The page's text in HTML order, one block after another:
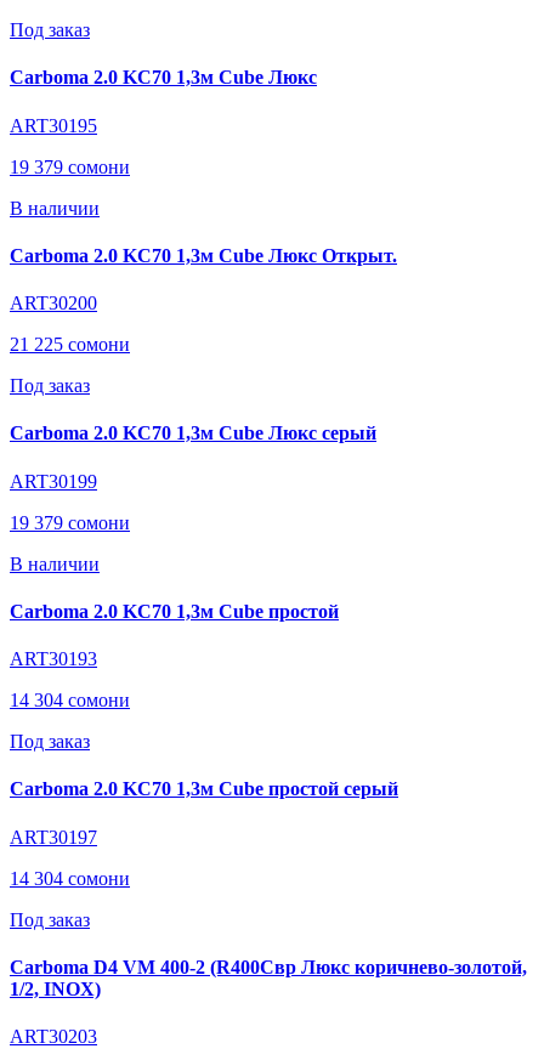
Под заказ
Carboma 2.0 KC70 1,3м Cube Люкс
ART30195
19 379 сомони
В наличии
Carboma 2.0 KC70 1,3м Cube Люкс Открыт.
ART30200
21 225 сомони
Под заказ
Carboma 2.0 KC70 1,3м Cube Люкс серый
ART30199
19 379 сомони
В наличии
Carboma 2.0 KC70 1,3м Cube простой
ART30193
14 304 сомони
Под заказ
Carboma 2.0 KC70 1,3м Cube простой серый
ART30197
14 304 сомони
Под заказ
Carboma D4 VM 400-2 (R400Cвр Люкс коричнево-золотой,
1/2, INOX)
ART30203